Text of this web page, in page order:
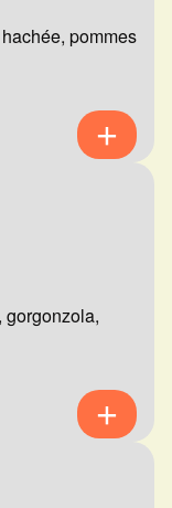
pommes
gorgonzola,